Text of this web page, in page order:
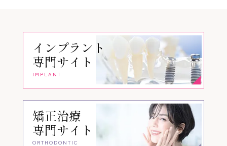
インプラント
専門サイト
IMPLANT
矯正治療
専門サイト
ORTHODONTIC